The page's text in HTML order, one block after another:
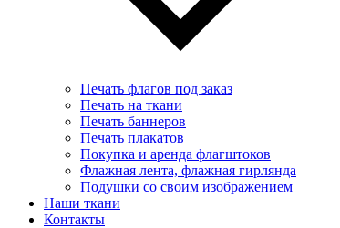
Печать флагов под заказ
Печать на ткани
Печать баннеров
Печать плакатов
Покупка и аренда флагштоков
Флажная лента, флажная гирлянда
Подушки со своим изображением
Наши ткани
Контакты